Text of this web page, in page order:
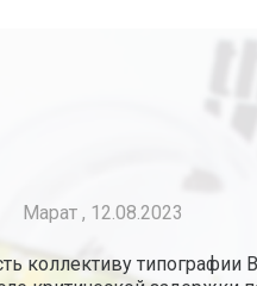
Завод
Благодарим